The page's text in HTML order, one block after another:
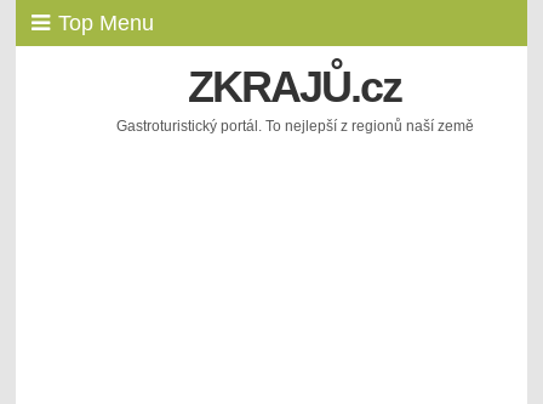
Top Menu
ZKRAJŮ.cz
Gastroturistický portál. To nejlepší z regionů naší země